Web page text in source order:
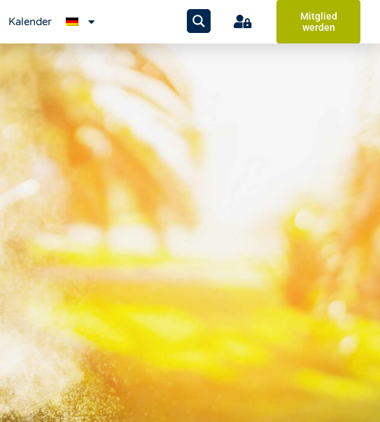
Kalender
Mitglied
werden